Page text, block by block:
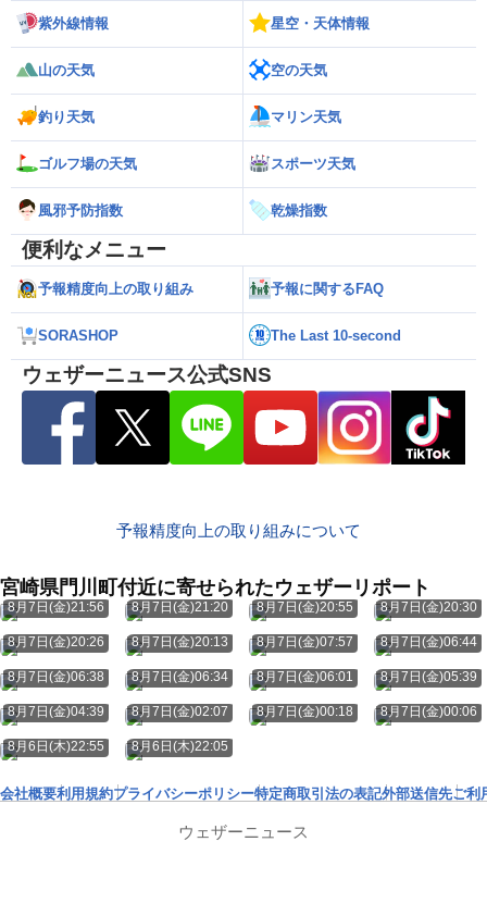
紫外線情報 星空・天体情報
山の天気 空の天気
釣り天気 マリン天気
ゴルフ場の天気 スポーツ天気
風邪予防指数 乾燥指数
便利なメニュー
予報精度向上の取り組み 予報に関するFAQ
SORASHOP The Last 10-second
ウェザーニュース公式SNS
予報精度向上の取り組みについて
宮崎県門川町付近に寄せられたウェザーリポート
8月7日(金)21:56 8月7日(金)21:20 8月7日(金)20:55 8月7日(金)20:30
8月7日(金)20:26 8月7日(金)20:13 8月7日(金)07:57 8月7日(金)06:44
8月7日(金)06:38 8月7日(金)06:34 8月7日(金)06:01 8月7日(金)05:39
8月7日(金)04:39 8月7日(金)02:07 8月7日(金)00:18 8月7日(金)00:06
8月6日(木)22:55 8月6日(木)22:05
会社概要利用規約プライバシーポリシー特定商取引法の表記外部送信先ご利
ウェザーニュース